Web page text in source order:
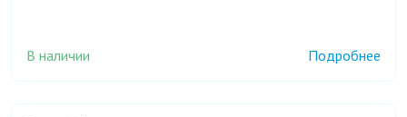
В наличии Подробнее